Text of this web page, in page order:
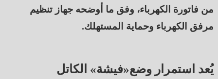
من فاتورة الكهرباء، وفق ما أوضحه جهاز تنظيم
مرفق الكهرباء وحماية المستهلك.
يُعد استمرار وضع«فيشة» الكاتل